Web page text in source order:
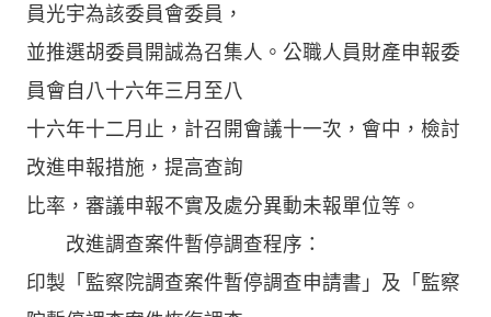
員光宇為該委員會委員，
並推選胡委員開誠為召集人。公職人員財產申報委
員會自八十六年三月至八
十六年十二月止，計召開會議十一次，會中，檢討
改進申報措施，提高查詢
比率，審議申報不實及處分異動未報單位等。
改進調查案件暫停調查程序：
印製「監察院調查案件暫停調查申請書」及「監察